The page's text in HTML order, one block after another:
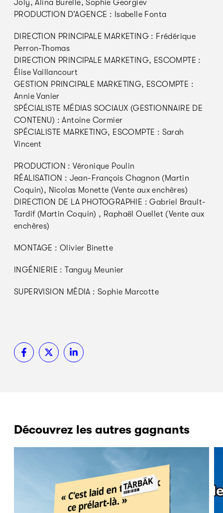
Joly, Alina Burelle, Sophie Georgiev
PRODUCTION D’AGENCE : Isabelle Fonta
DIRECTION PRINCIPALE MARKETING : Frédérique
Perron-Thomas
DIRECTION PRINCIPALE MARKETING, ESCOMPTE :
Élise Vaillancourt
GESTION PRINCIPALE MARKETING, ESCOMPTE :
Annie Vanier
SPÉCIALISTE MÉDIAS SOCIAUX (GESTIONNAIRE DE
CONTENU) : Antoine Cormier
SPÉCIALISTE MARKETING, ESCOMPTE : Sarah
Vincent
PRODUCTION : Véronique Poulin
RÉALISATION : Jean-François Chagnon (Martin
Coquin), Nicolas Monette (Vente aux enchères)
DIRECTION DE LA PHOTOGRAPHIE : Gabriel Brault-
Tardif (Martin Coquin) , Raphaël Ouellet (Vente aux
enchères)
MONTAGE : Olivier Binette
INGÉNIERIE : Tanguy Meunier
SUPERVISION MÉDIA : Sophie Marcotte
Découvrez les autres gagnants